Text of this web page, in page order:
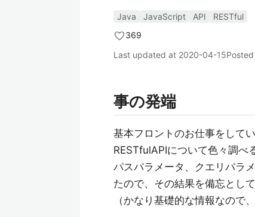
Java JavaScript API
RESTful
369
Last updated at 2020-04-15
事の発端
基本フロントのお仕事をして
RESTfulAPIについて色々調べ
パスパラメータ、クエリパラ
たので、その結果を備忘とし
（かなり基礎的な情報なので